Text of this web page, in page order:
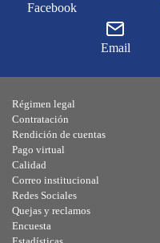
Facebook
Email
Régimen legal
Contratación
Rendición de cuentas
Pago virtual
Calidad
Correo institucional
Redes Sociales
Quejas y reclamos
Encuesta